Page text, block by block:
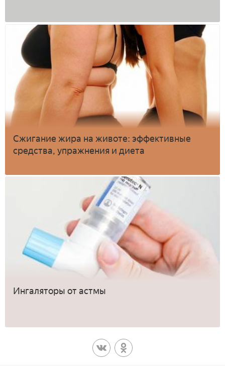
Сжигание жира на животе: эффективные
средства, упражнения и диета
Ингаляторы от астмы